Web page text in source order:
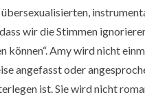
wir die Stimmen
können“. Amy wird nicht
angefasst oder
ist. Sie wird nicht